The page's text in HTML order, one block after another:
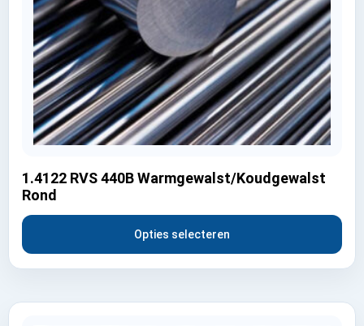
1.4122 RVS 440B Warmgewalst/Koudgewalst
Rond
Opties selecteren